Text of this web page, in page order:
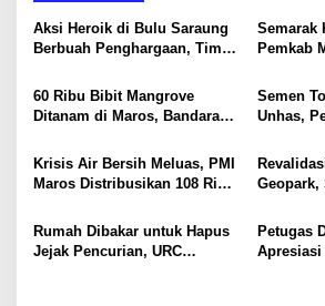
v
i
a
i
n
Aksi Heroik di Bulu Saraung
Berbuah Penghargaan, Tim
Diapresiasi Basarnas
Semarak
Pemkab
Warga
60 Ribu Bibit Mangrove
Ditanam di Maros, Bandara
Konservasi Pesisir
Semen
Unhas,
Krisis Air Bersih Meluas, PMI
Maros Distribusikan 108 Ribu
Geopark,
Warisan
Rumah Dibakar untuk Hapus
Jejak Pencurian, URC
Petugas